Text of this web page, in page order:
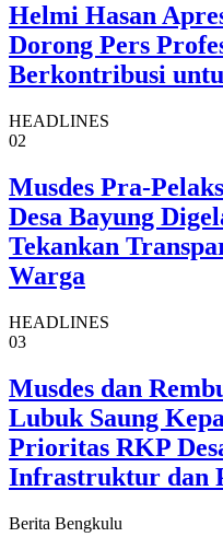
Helmi Hasan
Dorong Pers
Berkontribusi
HEADLINES
02
Musdes Pra-
Desa Bayung
Tekankan
Warga
HEADLINES
03
Musdes dan
Lubuk Saung
Prioritas RKP
Infrastruktur dan
Berita Bengkulu